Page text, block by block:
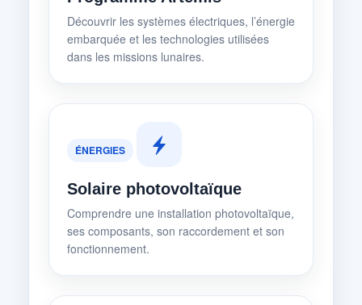
Découvrir les systèmes électriques, l’énergie
embarquée et les technologies utilisées
dans les missions lunaires.
ÉNERGIES
Solaire photovoltaïque
Comprendre une installation photovoltaïque,
ses composants, son raccordement et son
fonctionnement.